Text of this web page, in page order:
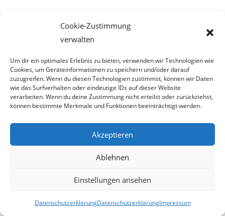
Cookie-Zustimmung
verwalten
Um dir ein optimales Erlebnis zu bieten, verwenden wir Technologien wie
Cookies, um Geräteinformationen zu speichern und/oder darauf
zuzugreifen. Wenn du diesen Technologien zustimmst, können wir Daten
wie das Surfverhalten oder eindeutige IDs auf dieser Website
verarbeiten. Wenn du deine Zustimmung nicht erteilst oder zurückziehst,
können bestimmte Merkmale und Funktionen beeinträchtigt werden.
Akzeptieren
Ablehnen
Einstellungen ansehen
DatenschutzerklärungDatenschutzerklärungImpressum
gewählte Abgeordnete mit dem
„Menschen“ müssen fliehen
und „verlieren ihre Heimat“, sondern: „Männer müssen
fliehen“ und „Männer verlieren
ihre Heimat“.
Flüchtlingslagern und auf den Schiffen. Meist
gewaltbereite, Frauen für weniger als ein Stück Scheiße